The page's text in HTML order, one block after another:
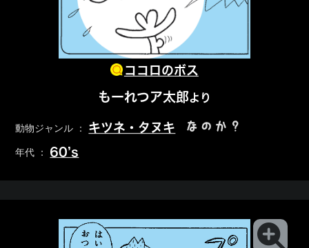
ココロのボス
もーれつア太郎より
動物ジャンル ： キツネ・タヌキ なのか？
年代 ： 60’s